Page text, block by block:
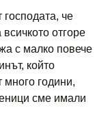
че
отгоре
с малко повече
който
много години,
сме имали